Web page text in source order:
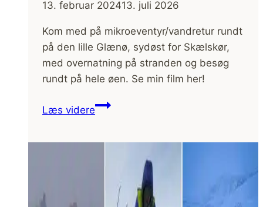
13. februar 202413. juli 2026
Kom med på mikroeventyr/vandretur rundt
på den lille Glænø, sydøst for Skælskør,
med overnatning på stranden og besøg
rundt på hele øen. Se min film her!
Læs videreGlænø,